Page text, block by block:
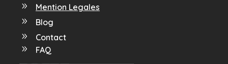
9
Mention Legales
9
Blog
9
Contact
9
FAQ